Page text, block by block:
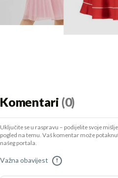
Komentari (0)
Uključite se u raspravu – podijelite svoje
pogled na temu. Vaš komentar može
našeg portala.
Važna obavijest !